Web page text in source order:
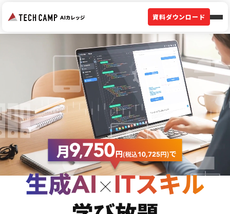
資料ダウンロード